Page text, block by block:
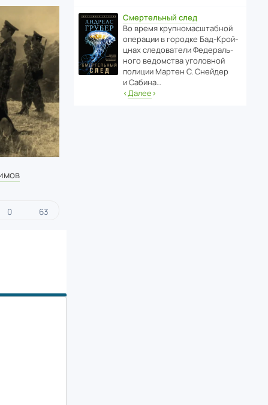
0 63
Смертельный след
Во время круп­но­мас­ш­та­бной
операции в городке Бад‑Крой­
цнах следо­ва­тели Феде­раль­
ного ведомства уголо­вной
полиции Мартен С. Снейдер
и Сабина…
‹Далее›